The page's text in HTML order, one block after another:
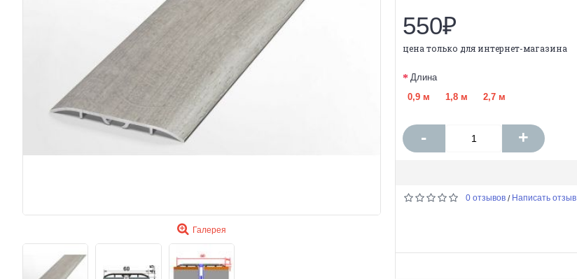
Галерея
550₽
цена только для интернет-магазина
Длина
0,9 м
1,8 м 2,7 м
- +
0 отзывов / Написать отзыв